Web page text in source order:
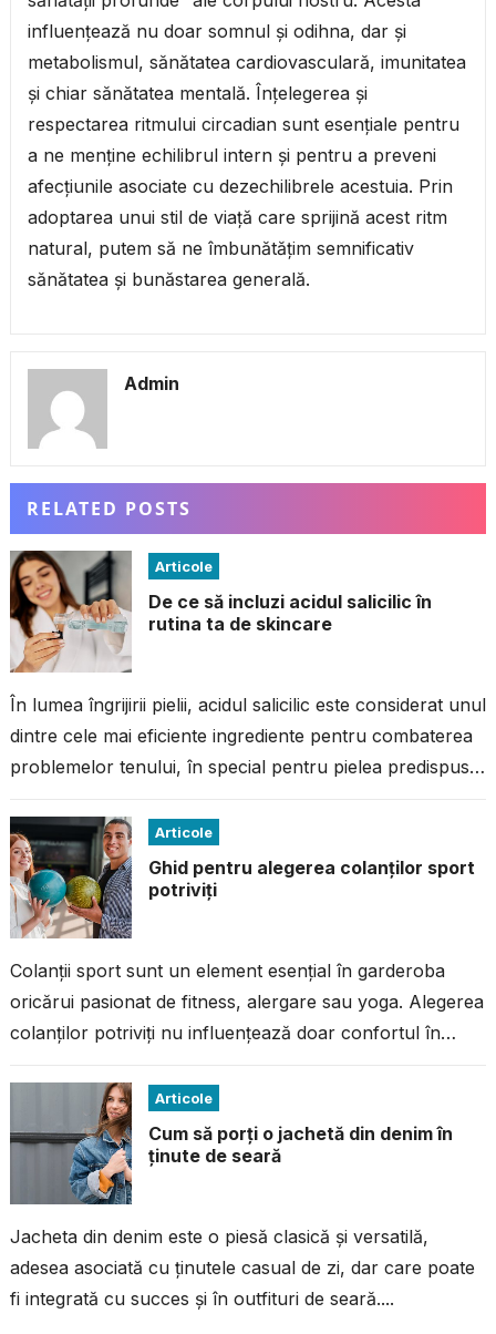
influențează nu doar somnul și odihna, dar și
metabolismul, sănătatea cardiovasculară, imunitatea
și chiar sănătatea mentală. Înțelegerea și
respectarea ritmului circadian sunt esențiale pentru
a ne menține echilibrul intern și pentru a preveni
afecțiunile asociate cu dezechilibrele acestuia. Prin
adoptarea unui stil de viață care sprijină acest ritm
natural, putem să ne îmbunătățim semnificativ
sănătatea și bunăstarea generală.
Admin
RELATED POSTS
Articole
De ce să incluzi acidul salicilic în
rutina ta de skincare
În lumea îngrijirii pielii, acidul salicilic este considerat unul
dintre cele mai eficiente ingrediente pentru combaterea
problemelor tenului, în special pentru pielea predispusă
Articole
Ghid pentru alegerea colanților sport
potriviți
Colanții sport sunt un element esențial în garderoba
oricărui pasionat de fitness, alergare sau yoga. Alegerea
colanților potriviți nu influențează doar confortul în
Articole
Cum să porți o jachetă din denim în
ținute de seară
Jacheta din denim este o piesă clasică și versatilă,
adesea asociată cu ținutele casual de zi, dar care poate
fi integrată cu succes și în outfituri de seară....